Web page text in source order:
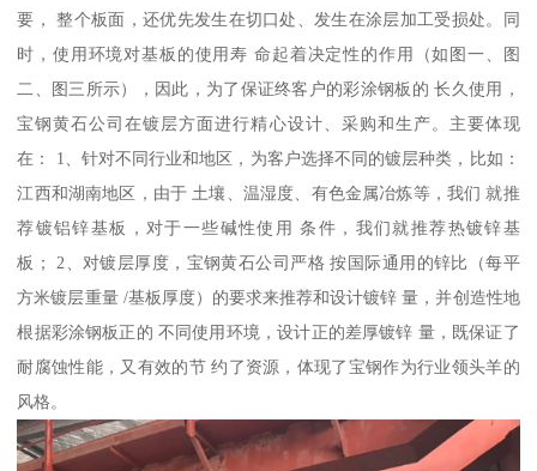
要， 整个板面，还优先发生在切口处、发生在涂层加工受损处。同
时，使用环境对基板的使用寿 命起着决定性的作用（如图一、图
二、图三所示），因此，为了保证终客户的彩涂钢板的 长久使用，
宝钢黄石公司在镀层方面进行精心设计、采购和生产。主要体现
在： 1、针对不同行业和地区，为客户选择不同的镀层种类，比如：
江西和湖南地区，由于 土壤、温湿度、有色金属冶炼等，我们 就推
荐镀铝锌基板，对于一些碱性使用 条件，我们就推荐热镀锌基
板； 2、对镀层厚度，宝钢黄石公司严格 按国际通用的锌比（每平
方米镀层重量 /基板厚度）的要求来推荐和设计镀锌 量，并创造性地
根据彩涂钢板正的 不同使用环境，设计正的差厚镀锌 量，既保证了
耐腐蚀性能，又有效的节 约了资源，体现了宝钢作为行业领头羊的
风格。